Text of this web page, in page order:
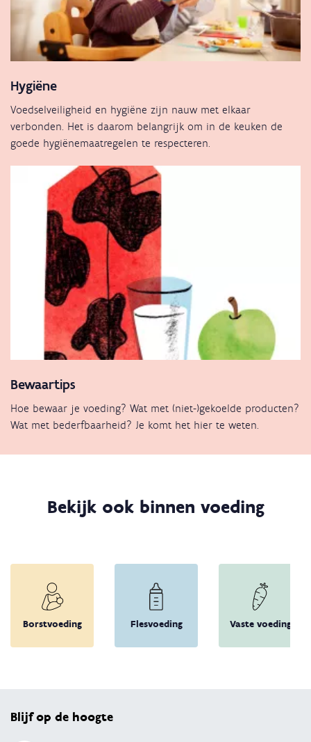
Hygiëne
Voedselveiligheid en hygiëne zijn nauw met elkaar
verbonden. Het is daarom belangrijk om in de keuken de
goede hygiënemaatregelen te respecteren.
Bewaartips
Hoe bewaar je voeding? Wat met (niet-)gekoelde producten?
Wat met bederfbaarheid? Je komt het hier te weten.
Bekijk ook binnen voeding
Borstvoeding Flesvoeding Vaste voeding
Blijf op de hoogte